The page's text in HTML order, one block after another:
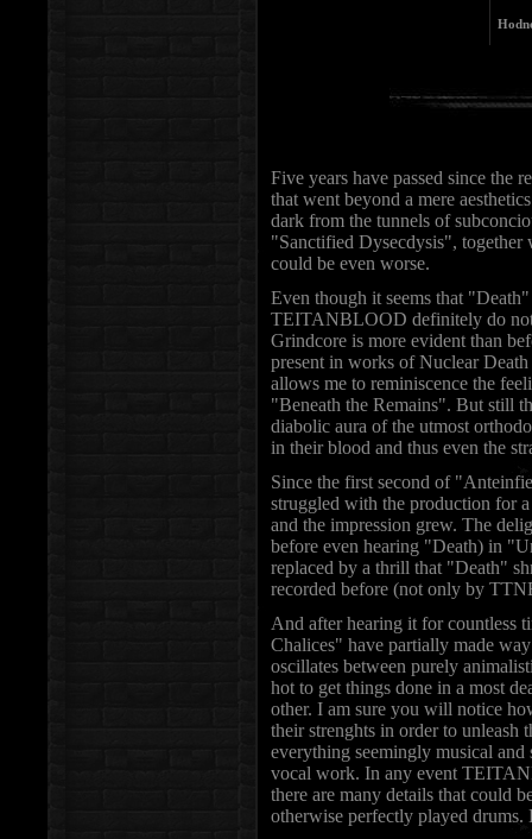
Five years have passed since
that went beyond a mere
dark from the tunnels of
"Sanctified Dysecdysis", together
could be even worse.
Even though it seems that
TEITANBLOOD definitely do not
Grindcore is more evident than
present in works of Nuclear
allows me to reminiscence the
"Beneath the Remains". But still
diabolic aura of the utmost
in their blood and thus even the
Since the first second of
struggled with the production for
and the impression grew. The
before even hearing "Death) in
replaced by a thrill that "Death"
recorded before (not only by
And after hearing it for countless
Chalices" have partially made
oscillates between purely
hot to get things done in a most
other. I am sure you will notice
their strenghts in order to unleash
everything seemingly musical
vocal work. In any event
there are many details that could
otherwise perfectly played drums.